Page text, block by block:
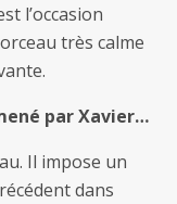
l’occasion
très calme
par Xavier…
Il impose un
dans